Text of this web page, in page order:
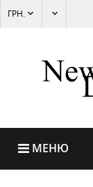
ГРН.
МЕНЮ